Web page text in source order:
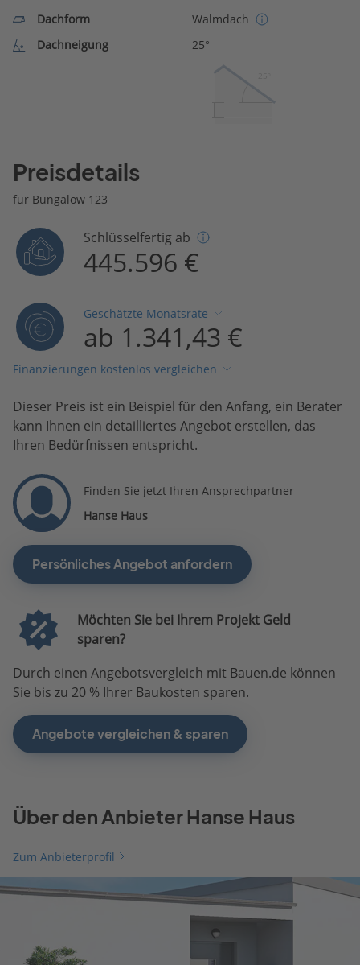
Dachform
Walmdach
Dachneigung
25°
Preisdetails
für Bungalow 123
Schlüsselfertig ab
445.596 €
Geschätzte Monatsrate
ab 1.341,43 €
Finanzierungen kostenlos vergleichen
Dieser Preis ist ein Beispiel für den Anfang, ein Berater
kann Ihnen ein detailliertes Angebot erstellen, das
Ihren Bedürfnissen entspricht.
Finden Sie jetzt Ihren Ansprechpartner
Hanse Haus
Persönliches Angebot anfordern
Möchten Sie bei Ihrem Projekt Geld
sparen?
Durch einen Angebotsvergleich mit Bauen.de können
Sie bis zu 20 % Ihrer Baukosten sparen.
Angebote vergleichen & sparen
Über den Anbieter Hanse Haus
Zum Anbieterprofil